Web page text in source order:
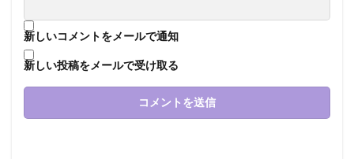
新しいコメントをメールで通知
新しい投稿をメールで受け取る